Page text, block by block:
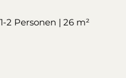
1-2 Personen | 26 m²